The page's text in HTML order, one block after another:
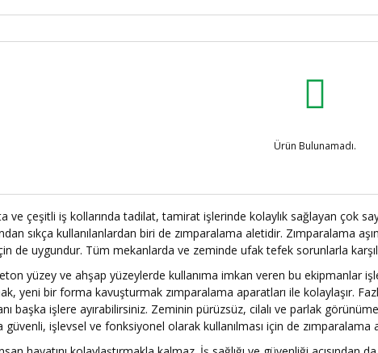
Ürün Bulunamadı.
ve çeşitli iş kollarında tadilat, tamirat işlerinde kolaylık sağlayan çok
sıkça kullanılanlardan biri de zımparalama aletidir. Zımparalama
de uygundur. Tüm mekanlarda ve zeminde ufak tefek sorunlarla
yüzey ve ahşap yüzeylerde kullanıma imkan veren bu ekipmanlar
yeni bir forma kavuşturmak zımparalama aparatları ile kolaylaşır.
başka işlere ayırabilirsiniz. Zeminin pürüzsüz, cilalı ve parlak
güvenli, işlevsel ve fonksiyonel olarak kullanılması için de zımparalama